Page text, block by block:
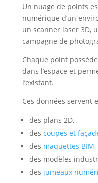
Un nuage de points
numérique d’un
un scanner laser 3D,
campagne de
Chaque point
dans l’espace et
l’existant.
Ces données servent
des plans 2D,
des coupes et
des maquettes BIM,
des modèles
des jumeaux